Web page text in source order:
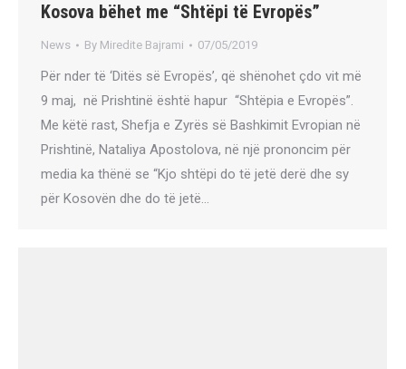
Kosova bëhet me “Shtëpi të Evropës”
News By Miredite Bajrami 07/05/2019
Për nder të ‘Ditës së Evropës’, që shënohet çdo vit më
9 maj, në Prishtinë është hapur “Shtëpia e Evropës”.
Me këtë rast, Shefja e Zyrës së Bashkimit Evropian në
Prishtinë, Nataliya Apostolova, në një prononcim për
media ka thënë se “Kjo shtëpi do të jetë derë dhe sy
për Kosovën dhe do të jetë…